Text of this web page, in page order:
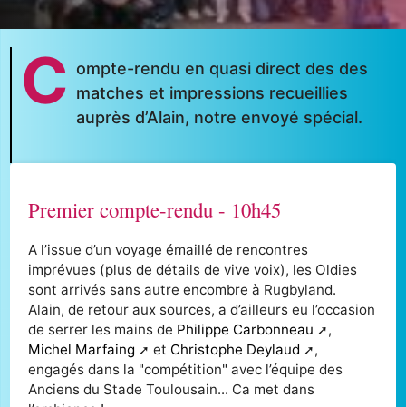
C ompte-rendu en quasi direct des des
matches et impressions recueillies
auprès d’Alain, notre envoyé spécial.
Premier compte-rendu - 10h45
A l’issue d’un voyage émaillé de rencontres
imprévues (plus de détails de vive voix), les Oldies
sont arrivés sans autre encombre à Rugbyland.
Alain, de retour aux sources, a d’ailleurs eu l’occasion
de serrer les mains de Philippe Carbonneau
,
Michel Marfaing
et Christophe Deylaud
,
engagés dans la "compétition" avec l’équipe des
Anciens du Stade Toulousain... Ca met dans